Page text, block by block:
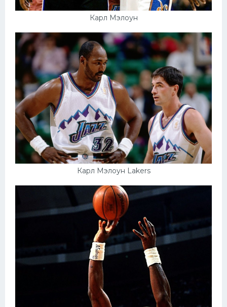
Карл Мэлоун
Карл Мэлоун Lakers